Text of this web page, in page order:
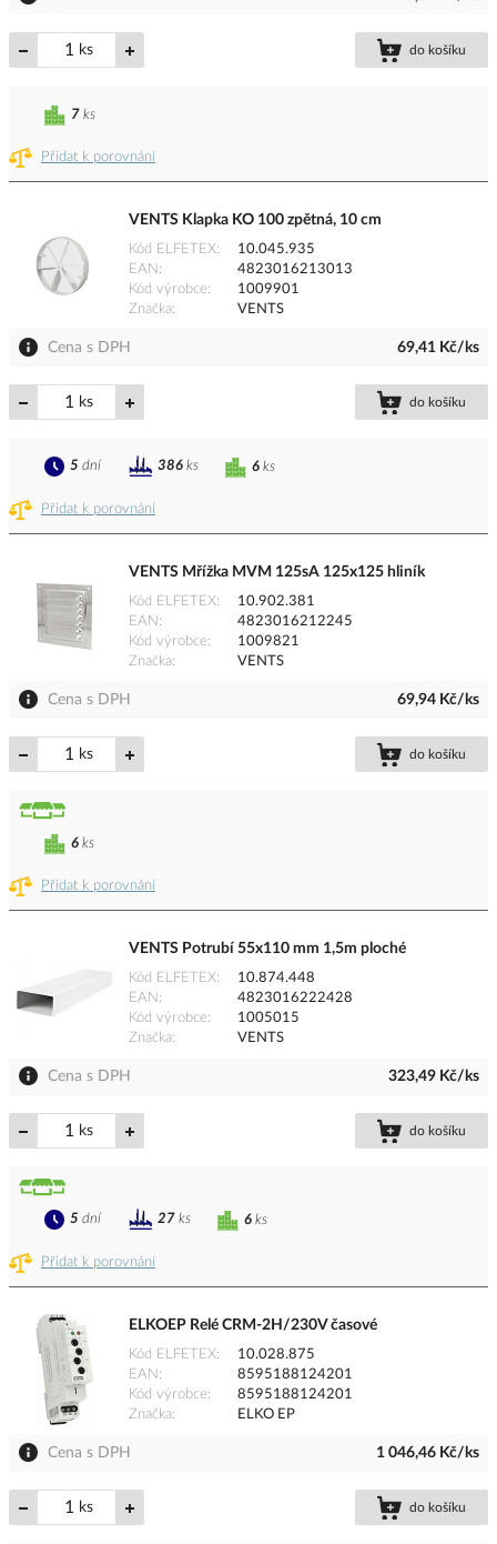
ks do košíku
Přidat k porovnání
7 ks
VENTS Klapka KO 100 zpětná, 10 cm
Kód ELFETEX
10.045.935
EAN
4823016213013
Kód výrobce
1009901
Značka
VENTS
Cena s DPH 69,41 Kč/ks
ks do košíku
Přidat k porovnání
6 ks
5 dní 386 ks
VENTS Mřížka MVM 125sA 125x125 hliník
Kód ELFETEX
10.902.381
EAN
4823016212245
Kód výrobce
1009821
Značka
VENTS
Cena s DPH 69,94 Kč/ks
ks do košíku
Přidat k porovnání
6 ks
VENTS Potrubí 55x110 mm 1,5m ploché
Kód ELFETEX
10.874.448
EAN
4823016222428
Kód výrobce
1005015
Značka
VENTS
Cena s DPH 323,49 Kč/ks
ks do košíku
Přidat k porovnání
6 ks
5 dní 27 ks
ELKOEP Relé CRM-2H/230V časové
Kód ELFETEX
10.028.875
EAN
8595188124201
Kód výrobce
8595188124201
Značka
ELKO EP
Cena s DPH 1 046,46 Kč/ks
ks do košíku